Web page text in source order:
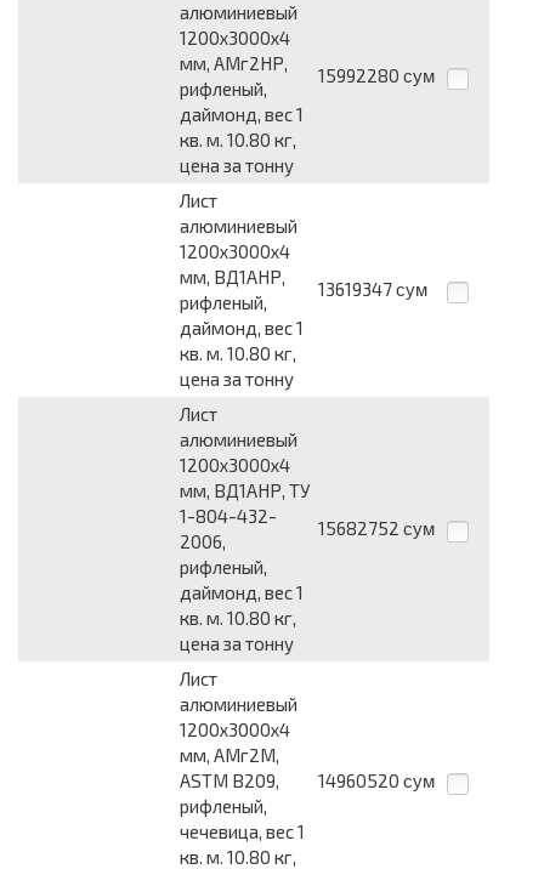
алюминиевый
1200x3000x4
мм, АМг2НР,
рифленый,
даймонд, вес 1
кв. м. 10.80 кг,
цена за тонну
15992280 сум
Лист
алюминиевый
1200x3000x4
мм, ВД1АНР,
рифленый,
даймонд, вес 1
кв. м. 10.80 кг,
цена за тонну
13619347 сум
Лист
алюминиевый
1200x3000x4
мм, ВД1АНР, ТУ
1-804-432-
2006,
рифленый,
даймонд, вес 1
кв. м. 10.80 кг,
цена за тонну
15682752 сум
Лист
алюминиевый
1200x3000x4
мм, АМг2М,
ASTM B209,
рифленый,
чечевица, вес 1
кв. м. 10.80 кг,
14960520 сум